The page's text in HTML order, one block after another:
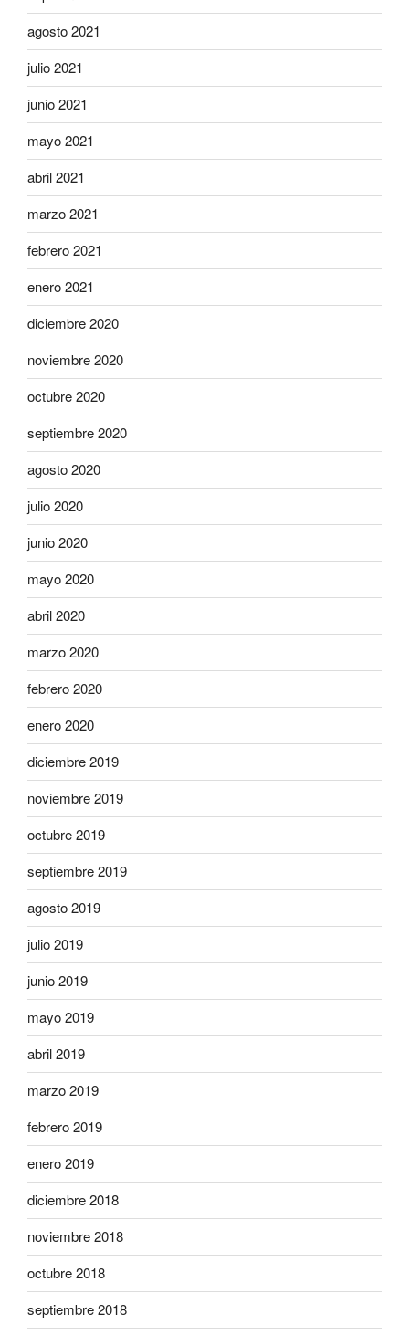
agosto 2021
julio 2021
junio 2021
mayo 2021
abril 2021
marzo 2021
febrero 2021
enero 2021
diciembre 2020
noviembre 2020
octubre 2020
septiembre 2020
agosto 2020
julio 2020
junio 2020
mayo 2020
abril 2020
marzo 2020
febrero 2020
enero 2020
diciembre 2019
noviembre 2019
octubre 2019
septiembre 2019
agosto 2019
julio 2019
junio 2019
mayo 2019
abril 2019
marzo 2019
febrero 2019
enero 2019
diciembre 2018
noviembre 2018
octubre 2018
septiembre 2018